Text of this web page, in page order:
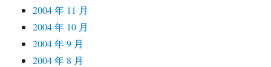
2004 年 11 月
2004 年 10 月
2004 年 9 月
2004 年 8 月